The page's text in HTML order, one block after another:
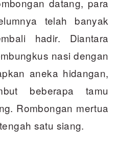
datang, para
telah banyak
hadir. Diantara
nasi dengan
aneka hidangan,
beberapa tamu
Rombongan mertua
satu siang.